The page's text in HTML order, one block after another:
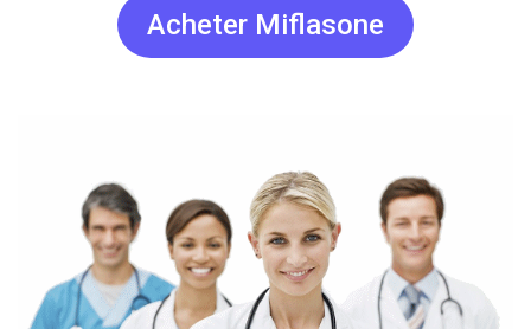
Acheter Miflasone